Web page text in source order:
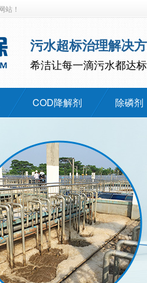
站！
污水超标治理解决
希洁让每一滴污水都达标
COD降解剂 除磷剂